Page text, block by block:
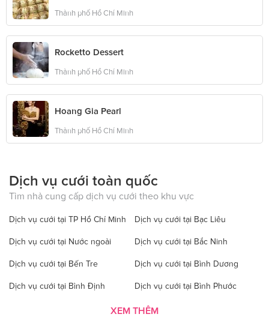
Thành phố Hồ Chí Minh
Rocketto Dessert
Thành phố Hồ Chí Minh
Hoang Gia Pearl
Thành phố Hồ Chí Minh
Dịch vụ cưới toàn quốc
Tìm nhà cung cấp dịch vụ cưới theo khu vực
Dịch vụ cưới tại TP Hồ Chí Minh Dịch vụ cưới tại Bạc Liêu
Dịch vụ cưới tại Nước ngoài Dịch vụ cưới tại Bắc Ninh
Dịch vụ cưới tại Bến Tre Dịch vụ cưới tại Bình Dương
Dịch vụ cưới tại Bình Định Dịch vụ cưới tại Bình Phước
Dịch vụ cưới tại Bình Thuận Dịch vụ cưới tại Cà Mau
XEM THÊM